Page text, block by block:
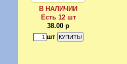
В НАЛИЧИИ
Есть 12 шт
38.00 р
шт